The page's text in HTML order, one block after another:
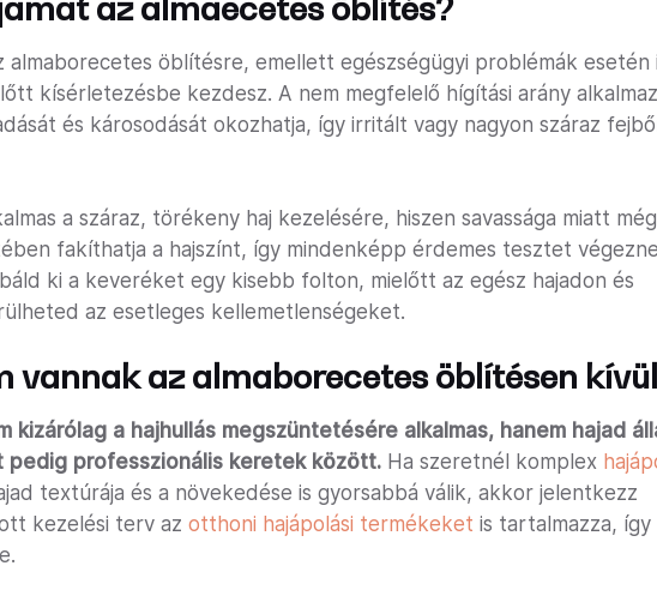
almaborecetes öblítésre, emellett egészségügyi problémák esetén
kísérletezésbe kezdesz. A nem megfelelő hígítási arány
és károsodását okozhatja, így irritált vagy nagyon száraz
a száraz, törékeny haj kezelésére, hiszen savassága miatt
fakíthatja a hajszínt, így mindenképp érdemes tesztet
ki a keveréket egy kisebb folton, mielőtt az egész hajadon és
az esetleges kellemetlenségeket.
vannak az almaborecetes öblítésen
kizárólag a hajhullás megszüntetésére alkalmas, hanem hajad
pedig professzionális keretek között. Ha szeretnél komplex
textúrája és a növekedése is gyorsabbá válik, akkor jelentkezz
kezelési terv az otthoni hajápolási termékeket is tartalmazza, így